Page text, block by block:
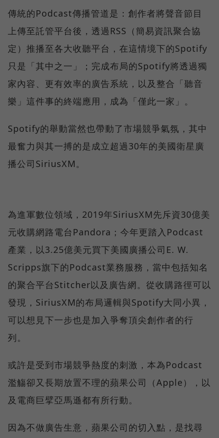
傳統的Podcast傳播管道是：創作者將聲音節目
上傳至託管平台後，透過RSS（簡易資訊聚合協
定）推播至各大收聽平台，在這情境下的Spotify
只是「其中之一」；完成布局的Spotify將透過獨
家內容、更有效率的廣告系統，以及整合「聽音
樂」這件事的終端應用，成為「僅此一家」。
Spotify的舉動當然也帶動了市場競爭氣氛，其中
最奮力與其一搏的是成立超過30年的美國衛星廣
播公司SiriusXM。
為進軍數位領域，2019年SiriusXM先斥資30億美
元收購網路電台Pandora；今年更踏入Podcast
產業，以3.25億美元買下美國廣播公司E. W.
Scripps旗下的Podcast業務服務，當中包括知名
的聚合平台Stitcher以及廣告網。從收購路徑可以
發現，SiriusXM的布局邏輯與Spotify大同小異，
可以想見下一步也是加入爭奪頂尖創作者的行
列。
或許是受到市場競爭熱度的刺激，本為Podcast
濫觴卻又長期放置不理的蘋果公司（Apple），以
及電商巨擘亞馬遜都有所行動。
因為不做廣告生意，蘋果公司的切入點，是找尋